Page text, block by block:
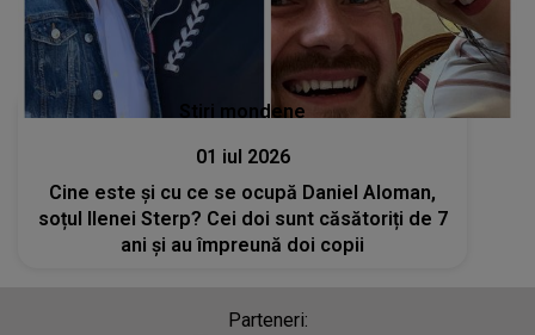
Stiri mondene
01 iul 2026
Cine este și cu ce se ocupă Daniel Aloman,
soțul Ilenei Sterp? Cei doi sunt căsătoriți de 7
ani și au împreună doi copii
Parteneri: